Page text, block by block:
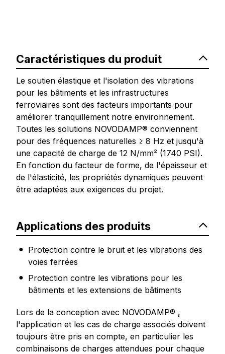
Caractéristiques du produit
Le soutien élastique et l'isolation des vibrations
pour les bâtiments et les infrastructures
ferroviaires sont des facteurs importants pour
améliorer tranquillement notre environnement.
Toutes les solutions NOVODAMP® conviennent
pour des fréquences naturelles ≥ 8 Hz et jusqu'à
une capacité de charge de 12 N/mm² (1740 PSI).
En fonction du facteur de forme, de l'épaisseur et
de l'élasticité, les propriétés dynamiques peuvent
être adaptées aux exigences du projet.
Applications des produits
Protection contre le bruit et les vibrations des
voies ferrées
Protection contre les vibrations pour les
bâtiments et les extensions de bâtiments
Lors de la conception avec NOVODAMP® ,
l'application et les cas de charge associés doivent
toujours être pris en compte, en particulier les
combinaisons de charges attendues pour chaque